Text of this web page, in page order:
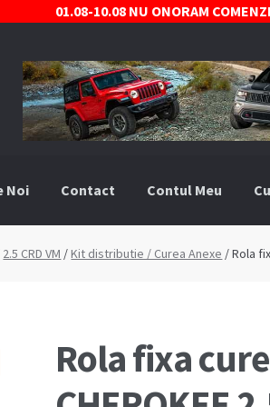
01.08-10.08 NU ONORAM
Noi Contact Contul Meu
? Despre NoiMarci
2.5 CRD VM /Kit distributie / Curea Anexe / Rola
Rola fixa